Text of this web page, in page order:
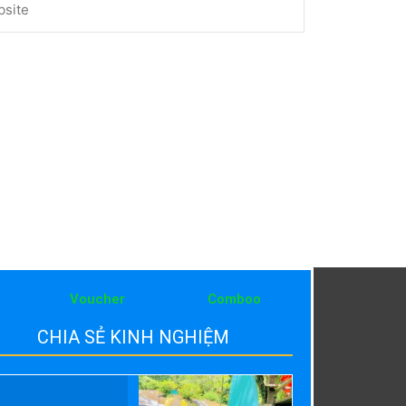
Voucher Comboo
CHIA SẺ KINH NGHIỆM